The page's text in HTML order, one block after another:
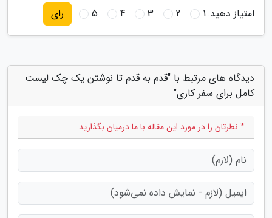
امتیاز دهید:1
2
3
4
5 رای
دیدگاه های مرتبط با "قدم به قدم تا نوشتن یک چک لیست
کامل برای سفر کاری"
* نظرتان را در مورد این مقاله با ما درمیان بگذارید